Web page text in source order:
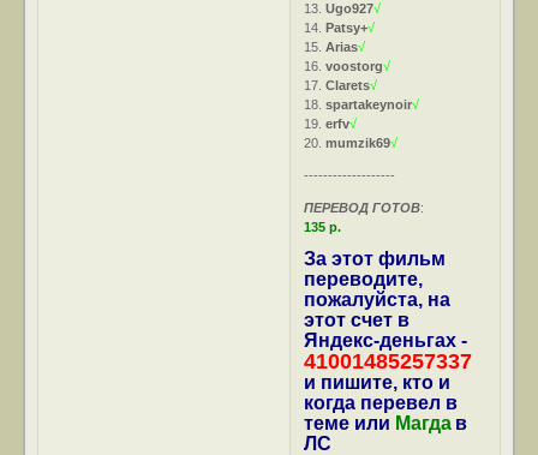
13.Ugo927√
14.Patsy+√
15.Arias√
16.voostorg√
17.Clarets√
18.spartakeynoir√
19.erfv√
20.mumzik69√
-------------------
ПЕРЕВОД ГОТОВ:
135 р.
За этот фильм
переводите,
пожалуйста, на
этот счет в
Яндекс-деньгах -
41001485257337
и пишите, кто и
когда перевел в
теме или Магда в
ЛС